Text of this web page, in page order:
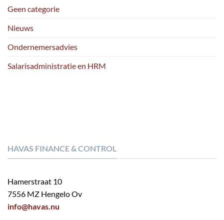
Geen categorie
Nieuws
Ondernemersadvies
Salarisadministratie en HRM
HAVAS FINANCE & CONTROL
Hamerstraat 10
7556 MZ Hengelo Ov
info@havas.nu